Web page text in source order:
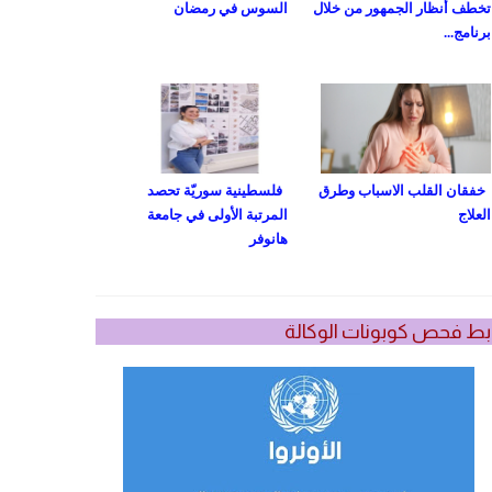
السوس في رمضان
تخطف أنظار الجمهور من خلال
برنامج...
فلسطينية سوريّة تحصد
المرتبة الأولى في جامعة
هانوفر
خفقان القلب الاسباب وطرق
العلاج
فحص كوبونات الوكالة